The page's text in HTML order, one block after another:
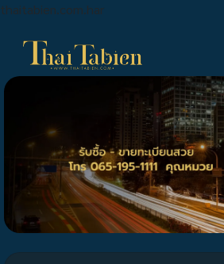
thaitabien.com.har